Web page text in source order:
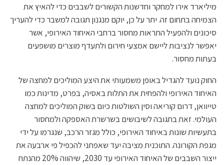
מיליארד אירו למחקר וחדשנות הקשורים לשבבים כדי להאיץ את
הצמיחה בתחום זה. יתר על כן, יוקם מנגנון תגובה למשבר כדי להעריך
סיכונים ולהפעיל התראות מחסור ברחבי האיחוד האירופי, אשר
יאפשר לנציבות ליישם אמצעי חירום ולתעדף מוצרים מושפעים
בעתות מחסור.
החוק נועד להגדיל באופן משמעותי את היצע המוליכים למחצה של
האיחוד האירופי ולהפחית את התלות באסיה, בפרט, מדינות כמו
טייוואן, דרום קוריאה וסין השולטות כיום בשוק המוליכים למחצה
העולמי. זאת בתגובה לשיבושים בשרשרת האספקה ולמחסור
בתעשיות שונות באיחוד האירופי, כולל מגזר הרכב, שנגרמו על ידי
מגפת הקורונה. התוכנית מציבה יעד שאפתני להכפיל פי ארבעה את
ייצור השבבים של האיחוד האירופי עד 2030, שיהווה 20% מהנתח